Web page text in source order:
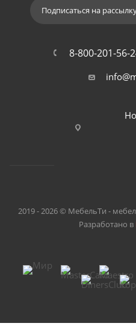
Подписаться на
8-800-201-56-
2019 - 2026 © МебельТи -
Разработано в